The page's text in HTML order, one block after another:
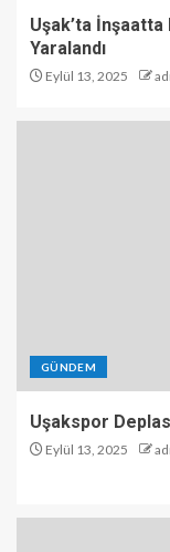
Uşak’ta İnşaatta
Yaralandı
Eylül 13, 2025
GÜNDEM
Uşakspor
Eylül 13, 2025